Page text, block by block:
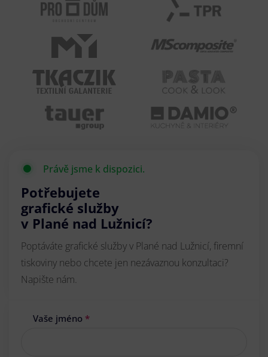
Právě jsme k dispozici.
Potřebujete
grafické služby
v Plané nad Lužnicí?
Poptáváte grafické služby v Plané nad Lužnicí, firemní
tiskoviny nebo chcete jen nezávaznou konzultaci?
Napište nám.
Vaše jméno *